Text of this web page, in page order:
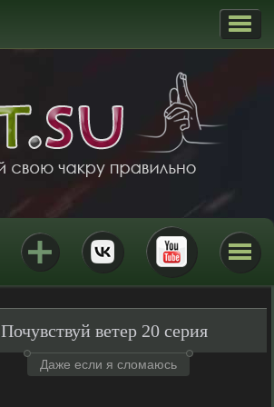
Почувствуй ветер 20 серия
Даже если я сломаюсь